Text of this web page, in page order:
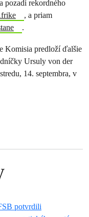
pozadí rekordného
, a priam
.
Komisia predloží ďalšie
Ursuly von der
14. septembra, v